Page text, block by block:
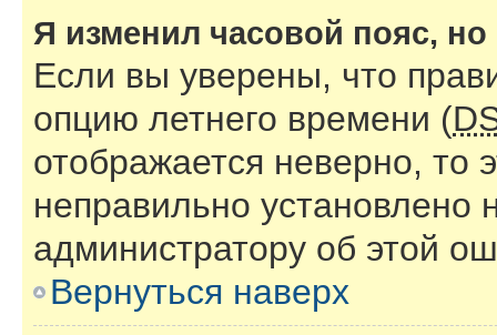
Я изменил часовой пояс,
Если вы уверены, что
опцию летнего времени (
отображается неверно, то
неправильно
администратору об этой
Вернуться наверх